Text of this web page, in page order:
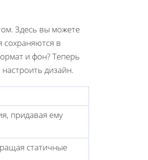
Здесь вы можете
сохраняются в
и фон? Теперь
дизайн.
придавая ему
статичные